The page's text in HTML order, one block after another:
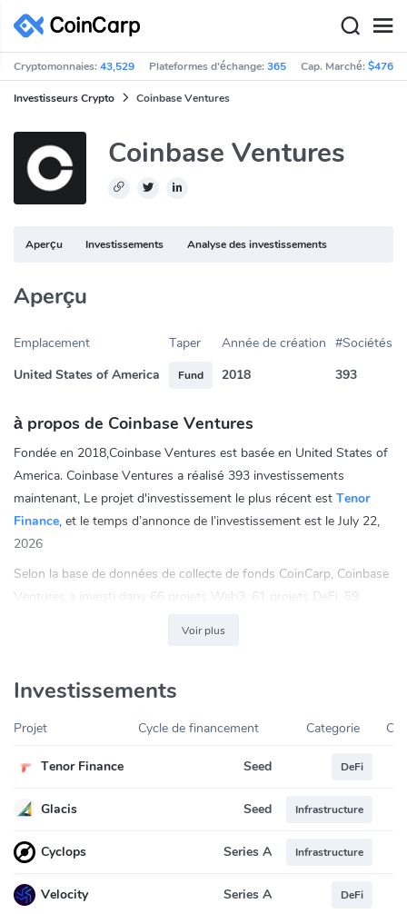
Cryptomonnaies:43,529 Plateformes d'échange:365 Cap. Marché:
Investisseurs Crypto Coinbase Ventures
Coinbase Ventures
Aperçu Investissements Analyse des investissements
Aperçu
Emplacement
United States of America
Taper
Fund
Année de création
2018
#Sociétés
393
à propos de Coinbase Ventures
Fondée en 2018,Coinbase Ventures est basée en United States of
America. Coinbase Ventures a réalisé 393 investissements
maintenant, Le projet d'investissement le plus récent est Tenor
Finance, et le temps d’annonce de l’investissement est le July 22,
2026
Selon la base de données de collecte de fonds CoinCarp, Coinbase
Ventures a investi dans 66 projets Web3, 61 projets DeFi, 59
Vous pouvez contacter Coinbase Ventures via les réseaux sociaux
Twitter:
https://twitter.com/cbventures
Voir plus
Investissements
Projet Cycle de financement Categorie
Tenor Finance Seed DeFi
Glacis Seed Infrastructure
Cyclops Series A Infrastructure
Velocity Series A DeFi